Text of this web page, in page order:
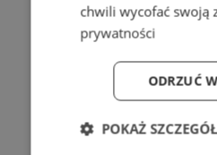
chwili wycofać swoją
prywatności
ODRZUĆ
POKAŻ